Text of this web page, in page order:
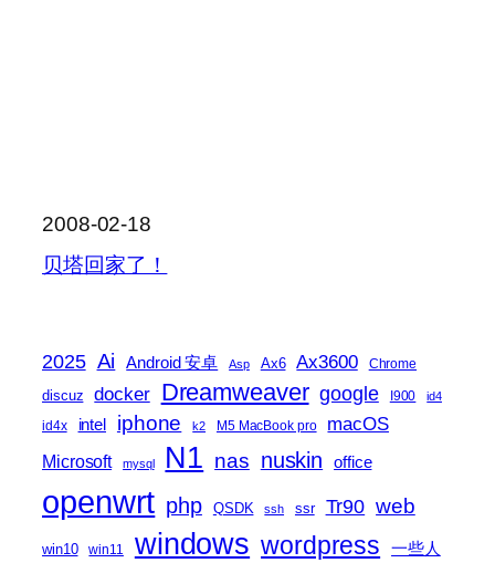
2008-02-18
贝塔回家了！
2025 Ai Android 安卓 Asp Ax6 Ax3600 Chrome
discuz docker Dreamweaver google I900 id4
id4x intel iphone k2 M5 MacBook pro macOS
Microsoft mysql N1 nas nuskin office
openwrt php QSDK ssh ssr Tr90 web
win10 win11 windows wordpress 一些人